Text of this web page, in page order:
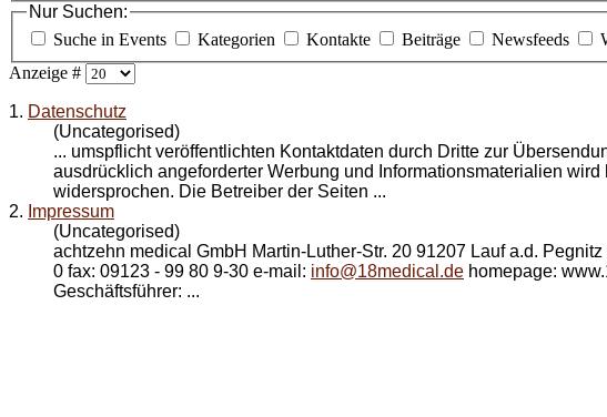
Nur Suchen:
Suche in Events
Kategorien Kontakte Beiträge Newsfeeds
Anzeige #
1. Datenschutz
(Uncategorised)
... umspflicht veröffentlichten Kontaktdaten durch Dritte zur
ausdrücklich angeforderter Werbung und Informationsmaterialien wird
widersprochen. Die Betreiber der Seiten ...
2. Impressum
(Uncategorised)
achtzehn medical GmbH Martin-Luther-Str. 20 91207 Lauf a.d.
0 fax: 09123 - 99 80 9-30 e-mail: info@18medical.de homepage:
Geschäftsführer: ...